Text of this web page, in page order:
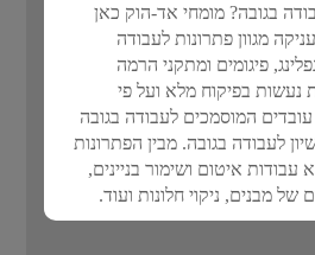
בגובה? מומחי אד-הוק כאן
מגוון פתרונות לעבודה
פיגומים ומתקני הרמה
נעשות בפיקוח מלא ועל פי
המוסמכים לעבודה בגובה
לעבודה בגובה. מבין הפתרונות
עבודות איטום ושימור בניינים,
מבנים, ניקוי חלונות ועוד.